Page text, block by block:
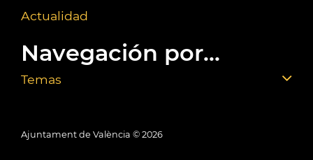
Actualidad
Navegación por...
Temas
Ajuntament de València © 2026